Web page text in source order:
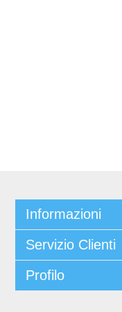
Informazioni
Servizio Clienti
Profilo